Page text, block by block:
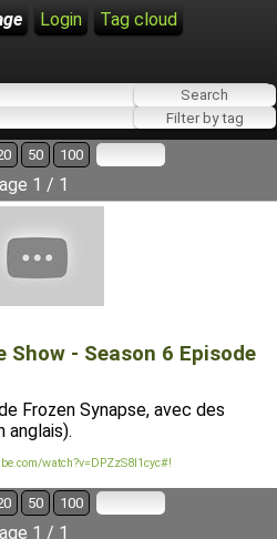
Login
Tag cloud
50 100
1 / 1
Show - Season 6 Episode
Frozen Synapse, avec des
anglais).
watch?v=DPZzS8I1cyc#!
50 100
1 / 1